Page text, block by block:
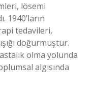
lösemi
1940’ların
tedavileri,
doğurmuştur.
olma yolunda
algısında